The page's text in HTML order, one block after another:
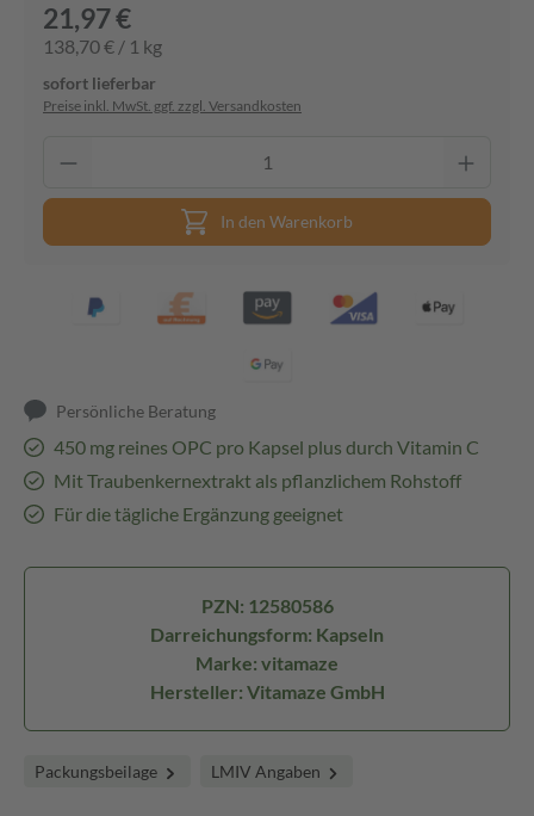
21,97 €
138,70 € / 1 kg
sofort lieferbar
Preise inkl. MwSt. ggf. zzgl. Versandkosten
In den Warenkorb
Persönliche Beratung
450 mg reines OPC pro Kapsel plus durch Vitamin C
Mit Traubenkernextrakt als pflanzlichem Rohstoff
Für die tägliche Ergänzung geeignet
PZN: 12580586
Darreichungsform: Kapseln
Marke: vitamaze
Hersteller: Vitamaze GmbH
Packungsbeilage LMIV Angaben